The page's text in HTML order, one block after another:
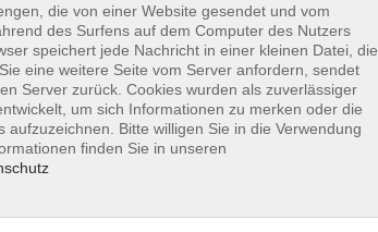
die von einer Website gesendet und vom
des Surfens auf dem Computer des Nutzers
speichert jede Nachricht in einer kleinen Datei, die
eine weitere Seite vom Server anfordern, sendet
Server zurück. Cookies wurden als zuverlässiger
um sich Informationen zu merken oder die
aufzuzeichnen. Bitte willigen Sie in die Verwendung
finden Sie in unseren